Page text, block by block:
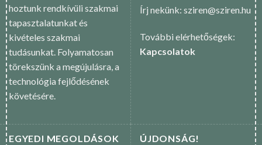
hoztunk rendkívüli szakmai
tapasztalatunkat és
kivételes szakmai
tudásunkat. Folyamatosan
törekszünk a megújulásra, a
technológia fejlődésének
követésére.
Írj nekünk: sziren@sziren.hu
További elérhetőségek:
Kapcsolatok
EGYEDI MEGOLDÁSOK
ÚJDONSÁG!